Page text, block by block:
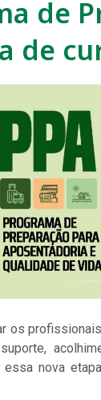
de
de
os
nova